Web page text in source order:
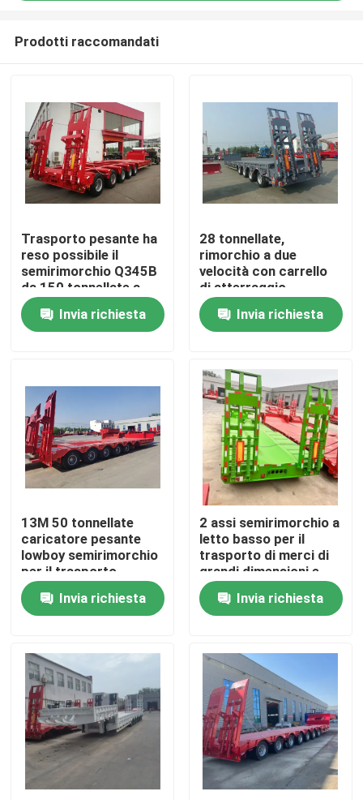
Casa
Video
Circa noi
Giro della fabbrica
Controllo di qualità
Richieda una citazione
Autocarri con cassone ribaltabile usati
Tipper Trucks usata
Prodotti raccomandati
Trasporto pesante ha
reso possibile il
semirimorchio Q345B
da 150 tonnellate a
letto basso con trave
principale in acciaio
T700
Invia richiesta
28 tonnellate,
rimorchio a due
velocità con carrello
di atterraggio
12500*3000*1750
mm
Invia richiesta
13M 50 tonnellate
caricatore pesante
lowboy semirimorchio
per il trasporto
escavatore collo di
gallina 3 assi letto
basso
Invia richiesta
2 assi semirimorchio a
letto basso per il
trasporto di merci di
grandi dimensioni e
pesanti
Invia richiesta